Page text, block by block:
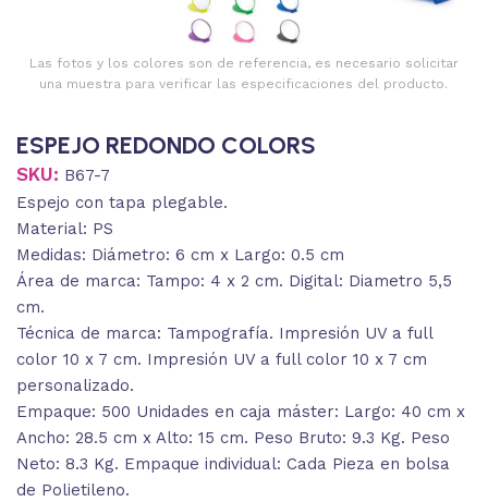
Las fotos y los colores son de referencia, es necesario solicitar
una muestra para verificar las especificaciones del producto.
ESPEJO REDONDO COLORS
SKU: B67-7
Espejo con tapa plegable.
Material: PS
Medidas: Diámetro: 6 cm x Largo: 0.5 cm
Área de marca: Tampo: 4 x 2 cm. Digital: Diametro 5,5
cm.
Técnica de marca: Tampografía. Impresión UV a full
color 10 x 7 cm. Impresión UV a full color 10 x 7 cm
personalizado.
Empaque: 500 Unidades en caja máster: Largo: 40 cm x
Ancho: 28.5 cm x Alto: 15 cm. Peso Bruto: 9.3 Kg. Peso
Neto: 8.3 Kg. Empaque individual: Cada Pieza en bolsa
de Polietileno.